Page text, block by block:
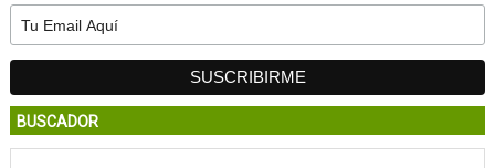
BUSCADOR